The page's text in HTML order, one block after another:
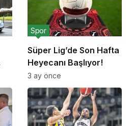
Süper Lig’de Son Hafta
Heyecanı Başlıyor!
Spor
3 ay önce